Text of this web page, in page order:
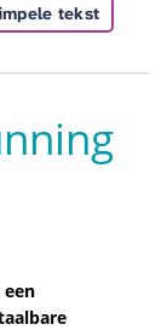
tekst
een